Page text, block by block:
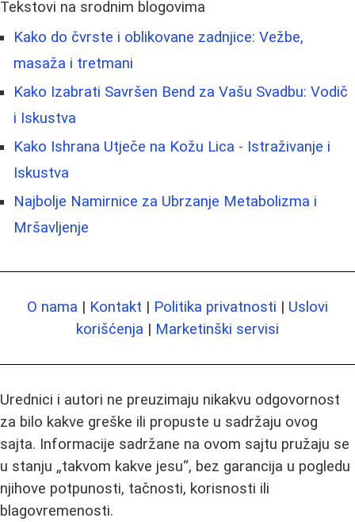
Tekstovi na srodnim blogovima
Kako do čvrste i oblikovane zadnjice: Vežbe,
masaža i tretmani
Kako Izabrati Savršen Bend za Vašu Svadbu: Vodič
i Iskustva
Kako Ishrana Utječe na Kožu Lica - Istraživanje i
Iskustva
Najbolje Namirnice za Ubrzanje Metabolizma i
Mršavljenje
O nama | Kontakt | Politika privatnosti | Uslovi
korišćenja | Marketinški servisi
Urednici i autori ne preuzimaju nikakvu odgovornost
za bilo kakve greške ili propuste u sadržaju ovog
sajta. Informacije sadržane na ovom sajtu pružaju se
u stanju „takvom kakve jesu“, bez garancija u pogledu
njihove potpunosti, tačnosti, korisnosti ili
blagovremenosti.